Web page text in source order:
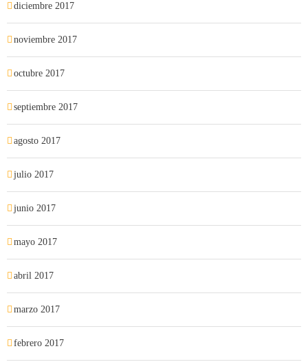
diciembre 2017
noviembre 2017
octubre 2017
septiembre 2017
agosto 2017
julio 2017
junio 2017
mayo 2017
abril 2017
marzo 2017
febrero 2017